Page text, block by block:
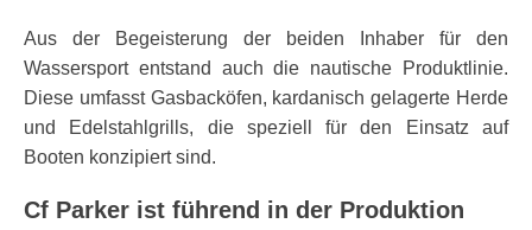
Aus der Begeisterung der beiden Inhaber für den
Wassersport entstand auch die nautische Produktlinie.
Diese umfasst Gasbacköfen, kardanisch gelagerte Herde
und Edelstahlgrills, die speziell für den Einsatz auf
Booten konzipiert sind.
Cf Parker ist führend in der Produktion